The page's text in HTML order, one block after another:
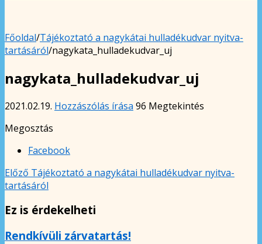
Főoldal/Tájékoztató a nagykátai hulladékudvar nyitva-
tartásáról/nagykata_hulladekudvar_uj
nagykata_hulladekudvar_uj
2021.02.19. Hozzászólás írása 96 Megtekintés
Megosztás
Facebook
Előző Tájékoztató a nagykátai hulladékudvar nyitva-
tartásáról
Ez is érdekelheti
Rendkívüli zárvatartás!